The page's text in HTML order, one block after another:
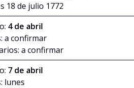
18 de julio 1772
4 de abril
a confirmar
a confirmar
7 de abril
lunes